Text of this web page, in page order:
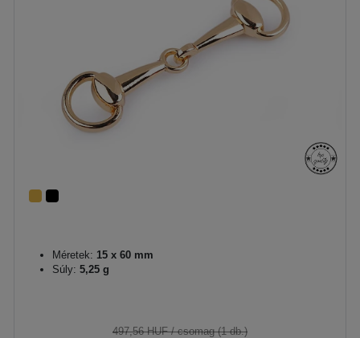
Méretek: 15 x 60 mm
Súly: 5,25 g
497,56 HUF/ csomag (1 db.)